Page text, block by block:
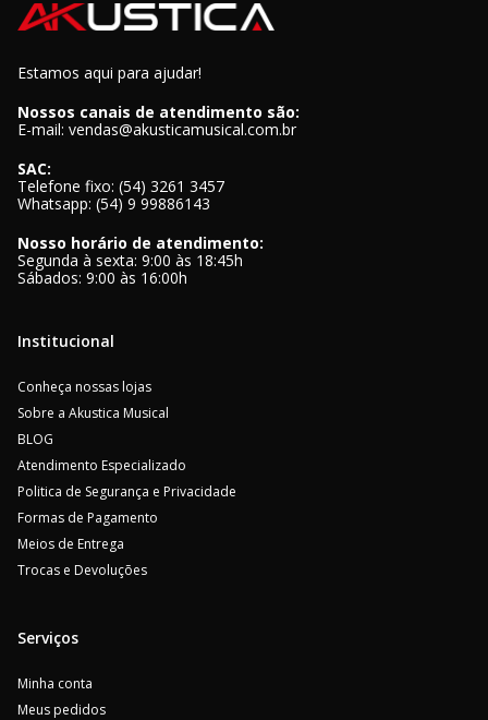
Estamos aqui para ajudar!
Nossos canais de atendimento são:
E-mail: vendas@akusticamusical.com.br
SAC:
Telefone fixo: (54) 3261 3457
Whatsapp: (54) 9 99886143
Nosso horário de atendimento:
Segunda à sexta: 9:00 às 18:45h
Sábados: 9:00 às 16:00h
Institucional
Conheça nossas lojas
Sobre a Akustica Musical
BLOG
Atendimento Especializado
Politica de Segurança e Privacidade
Formas de Pagamento
Meios de Entrega
Trocas e Devoluções
Serviços
Minha conta
Meus pedidos